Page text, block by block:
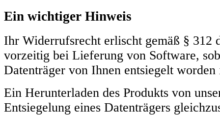
Ein wichtiger Hinweis
Ihr Widerrufsrecht erlischt gemäß § 312
vorzeitig bei Lieferung von Software,
Datenträger von Ihnen entsiegelt worden
Ein Herunterladen des Produkts von
Entsiegelung eines Datenträgers